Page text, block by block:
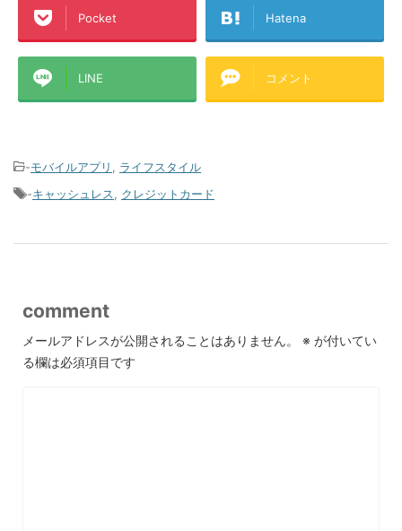
Pocket Hatena
LINE コメント
-モバイルアプリ
ライフスタイル
-キャッシュレス クレジットカード
comment
メールアドレスが公開されることはありません。 ※ が付いてい
る欄は必須項目です